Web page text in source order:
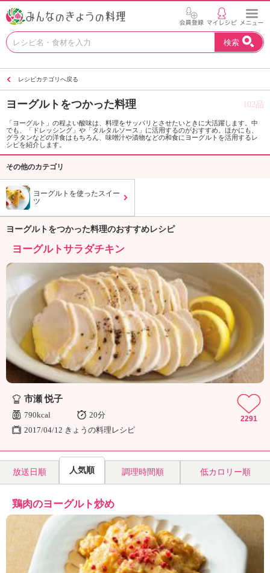
お
い
ピ
を
見
け
。
K
ュ
ケ
ー
シ
ョ
ナ
ル
「
み
ん
ょ
う
の
料
理
検索
レシピカテゴリへ戻る
ヨーグルトをつかった料理 102品
「ヨーグルト」の程よい酸味は、料理をサッパリとさせたいときに大活躍します。中
でも、「ドレッシング」や「タルタルソース」に活用するのがおすすめ。ほかにも、
グラタンなどの洋食はもちろん、味噌汁や漬物などの和食にヨーグルトを活用するレ
シピを紹介します。
その他のカテゴリ
ヨーグルトを使ったスイー
ツ
ヨーグルトをつかった料理のおすすめレシピ
ヨーグルトサラダチキン
市瀬 悦子
790kcal
20分
2017/04/12 きょうの料理レシピ
2291
放送日順 人気順 調理時間順 低カロリー順
鶏肉のヨーグルト炒め